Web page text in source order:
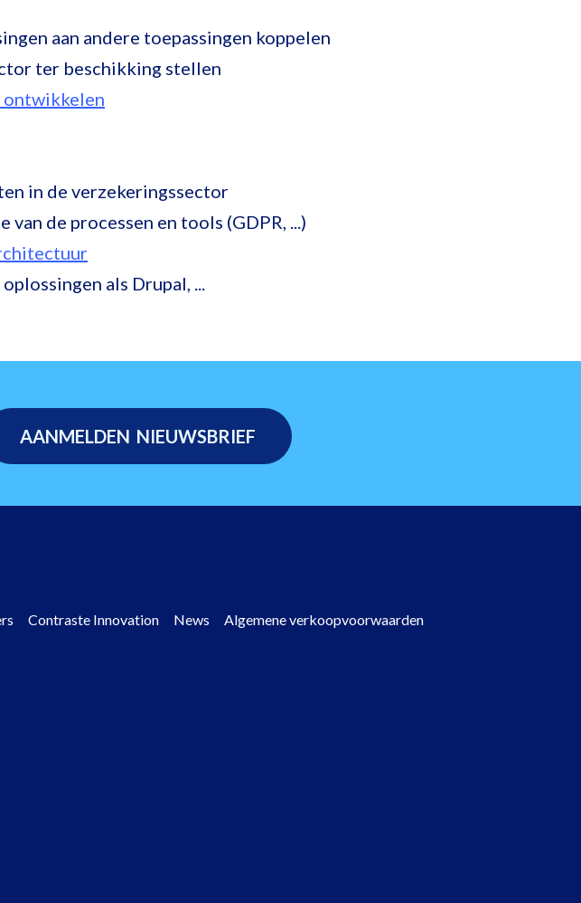
aan andere toepassingen koppelen
ter beschikking stellen
ontwikkelen
in de verzekeringssector
de processen en tools (GDPR, ...)
als Drupal, ...
Contraste Innovation News Algemene verkoopvoorwaarden